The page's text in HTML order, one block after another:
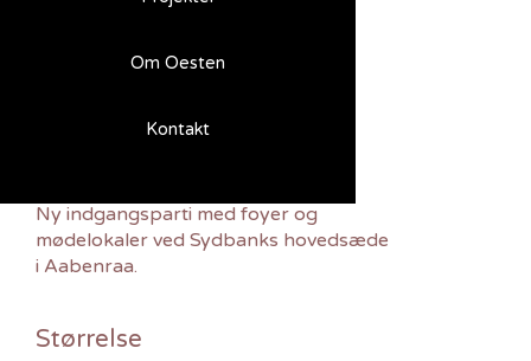
Om Oesten
Kontakt
Ny indgangsparti med foyer og
mødelokaler ved Sydbanks hovedsæde
i Aabenraa.
Størrelse